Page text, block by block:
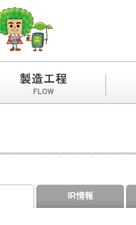
IR情報